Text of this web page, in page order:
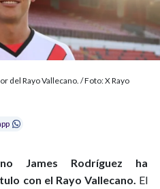
del Rayo Vallecano. / Foto: X Rayo
James Rodríguez ha
con el Rayo Vallecano. El